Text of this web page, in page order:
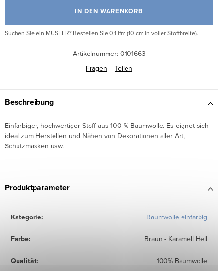
IN DEN WARENKORB
Suchen Sie ein MUSTER? Bestellen Sie 0,1 lfm (10 cm in voller Stoffbreite).
Artikelnummer: 0101663
Fragen
Teilen
Beschreibung
Einfarbiger, hochwertiger Stoff aus 100 % Baumwolle. Es eignet sich
ideal zum Herstellen und Nähen von Dekorationen aller Art,
Schutzmasken usw.
Produktparameter
Kategorie: Baumwolle einfarbig
Farbe: Braun - Karamell Hell
Qualität: 100% Baumwolle